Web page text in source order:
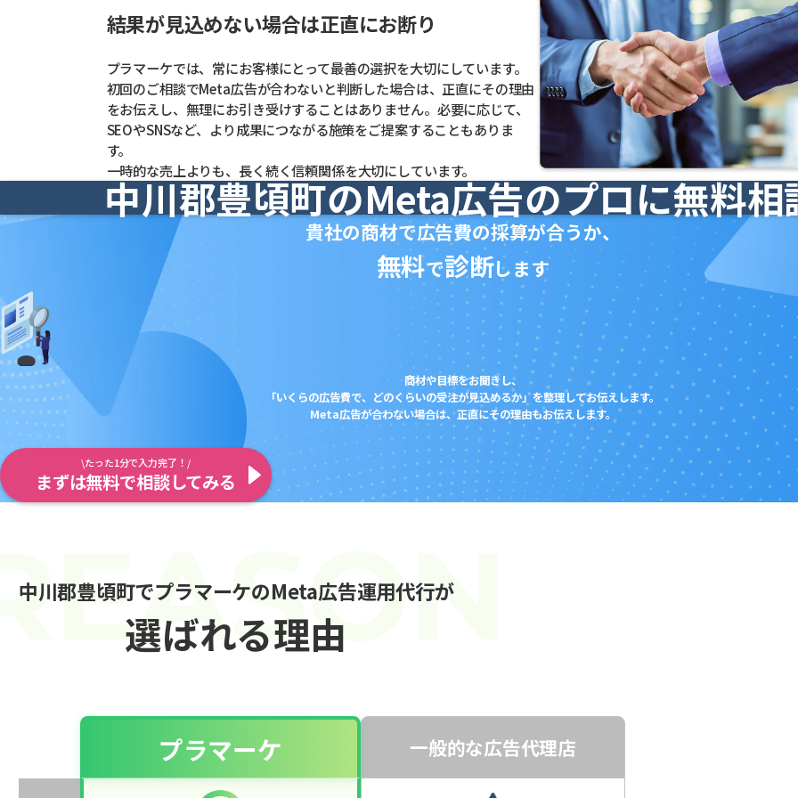
結果が見込めない場合は正直にお断り
プラマーケでは、常にお客様にとって最善の選択を大切にしています。
初回のご相談でMeta広告が合わないと判断した場合は、正直にその理由
をお伝えし、無理にお引き受けすることはありません。必要に応じて、
SEOやSNSなど、より成果につながる施策をご提案することもありま
す。
一時的な売上よりも、長く続く信頼関係を大切にしています。
中川郡豊頃町のMeta広告のプロに無料相
貴社の商材で広告費の採算が合うか、
無料で診断します
商材や目標をお聞きし、
「いくらの広告費で、どのくらいの受注が見込めるか」を整理してお伝えします。
Meta広告が合わない場合は、正直にその理由もお伝えします。
\たった1分で入力完了！/
まずは無料で相談してみる
中川郡豊頃町でプラマーケのMeta広告運用代行が
選ばれる理由
プラマーケ 一般的な広告代理店